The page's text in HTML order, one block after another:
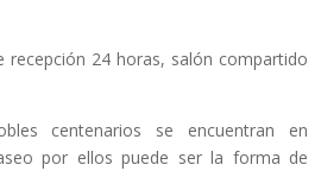
recepción 24 horas, salón compartido
centenarios se encuentran en
por ellos puede ser la forma de